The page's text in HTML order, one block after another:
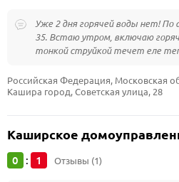
Уже 2 дня горячей воды нет! По
35. Встаю утром, включаю
тонкой струйкой течет еле
Российская Федерация, Московская
Кашира город, Советская улица, 28
Каширское
0 : 1 Отзывы (1)